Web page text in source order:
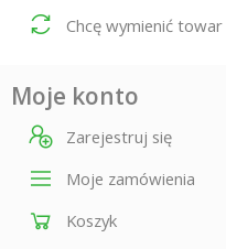
Chcę wymienić towar
Moje konto
Zarejestruj się
Moje zamówienia
Koszyk